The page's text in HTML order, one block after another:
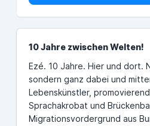
10 Jahre zwischen Welten!
Ezé. 10 Jahre. Hier und dort.
sondern ganz dabei und
Lebenskünstler,
Sprachakrobat und
Migrationsvordergrund aus